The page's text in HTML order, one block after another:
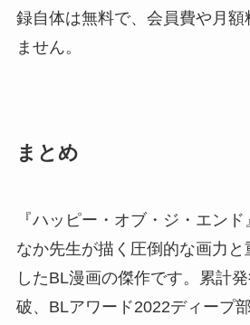
録自体は無料で、会員費や月額
ません。
まとめ
『ハッピー・オブ・ジ・エン
なか先生が描く圧倒的な画力
したBL漫画の傑作です。累計
破、BLアワード2022ディープ